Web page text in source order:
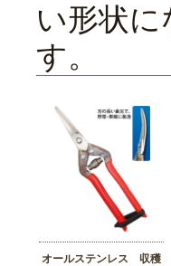
い形状
す。
オールステンレス 収穫